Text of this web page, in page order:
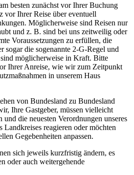
besten zunächst vor Ihrer Buchung
vor Ihrer Reise über eventuell
Möglicherweise sind Reisen nur
und z. B. sind bei uns zeitweilig oder
Voraussetzungen zu erfüllen, die
sogar die sogenannte 2-G-Regel und
möglicherweise in Kraft. Bitte
Ihrer Anreise, wie wir zum Zeitpunkt
in unserem Haus
von Bundesland zu Bundesland
Ihre Gastgeber, müssen vielleicht
die neuesten Verordnungen unseres
Landkreises reagieren oder möchten
Gegebenheiten anpassen.
sich jeweils kurzfristig ändern, es
oder auch weitergehende